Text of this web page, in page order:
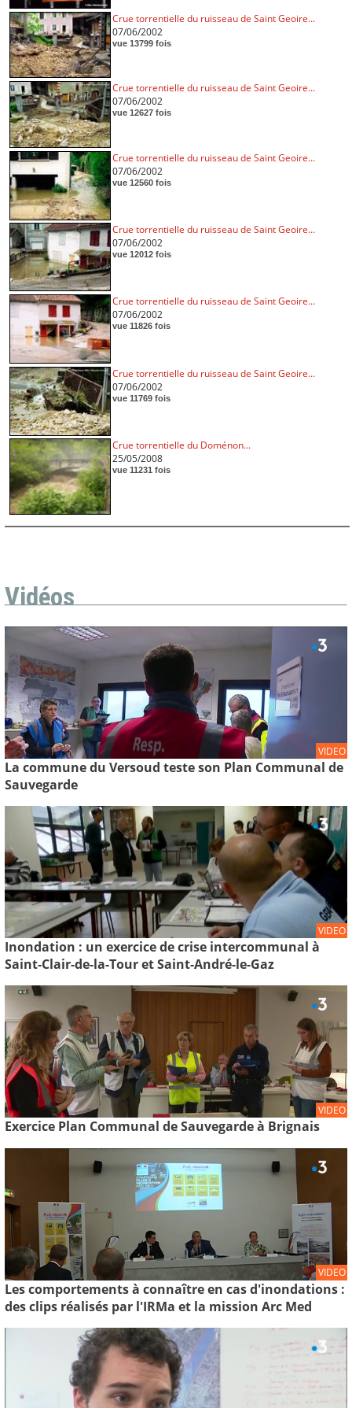
Crue torrentielle du ruisseau de Saint Geoire...
07/06/2002
vue 13799 fois
Crue torrentielle du ruisseau de Saint Geoire...
07/06/2002
vue 12627 fois
Crue torrentielle du ruisseau de Saint Geoire...
07/06/2002
vue 12560 fois
Crue torrentielle du ruisseau de Saint Geoire...
07/06/2002
vue 12012 fois
Crue torrentielle du ruisseau de Saint Geoire...
07/06/2002
vue 11826 fois
Crue torrentielle du ruisseau de Saint Geoire...
07/06/2002
vue 11769 fois
Crue torrentielle du Doménon...
25/05/2008
vue 11231 fois
Vidéos
VIDEO
La commune du Versoud teste son Plan Communal de
Sauvegarde
VIDEO
Inondation : un exercice de crise intercommunal à
Saint-Clair-de-la-Tour et Saint-André-le-Gaz
VIDEO
Exercice Plan Communal de Sauvegarde à Brignais
VIDEO
Les comportements à connaître en cas d'inondations :
des clips réalisés par l'IRMa et la mission Arc Med